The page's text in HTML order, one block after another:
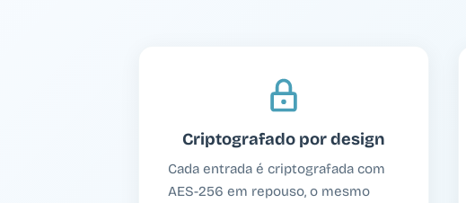
Criptografado por design
Cada entrada é criptografada com
AES-256 em repouso, o mesmo